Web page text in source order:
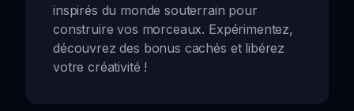
inspirés du monde souterrain pour
construire vos morceaux. Expérimentez,
découvrez des bonus cachés et libérez
votre créativité !